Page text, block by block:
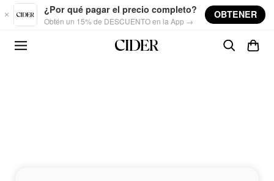
Skip to main content
¿Por qué pagar el precio completo?
Obtén un 15% de DESCUENTO en la App →
OBTENER